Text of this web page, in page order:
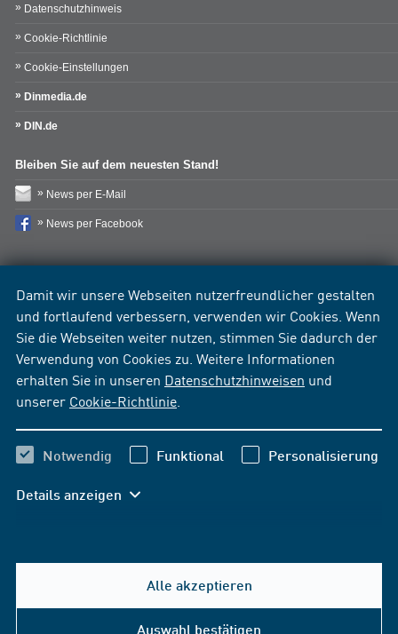
Damit wir unsere Webseiten nutzerfreundlicher gestalten
und fortlaufend verbessern, verwenden wir Cookies. Wenn
Sie die Webseiten weiter nutzen, stimmen Sie dadurch der
Verwendung von Cookies zu. Weitere Informationen
erhalten Sie in unseren Datenschutzhinweisen und
unserer Cookie-Richtlinie
Notwendig Funktional Personalisierung
Details anzeigen
Alle akzeptieren
Auswahl bestätigen
Datenschutzhinweis
Cookie-Richtlinie
Cookie-Einstellungen
Dinmedia.de
DIN.de
Bleiben Sie auf dem neuesten Stand!
News per E-Mail
News per Facebook
Hilfe & Kontakt